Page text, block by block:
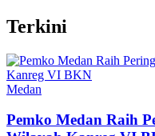
Terkini
Medan
Pemko Medan Raih